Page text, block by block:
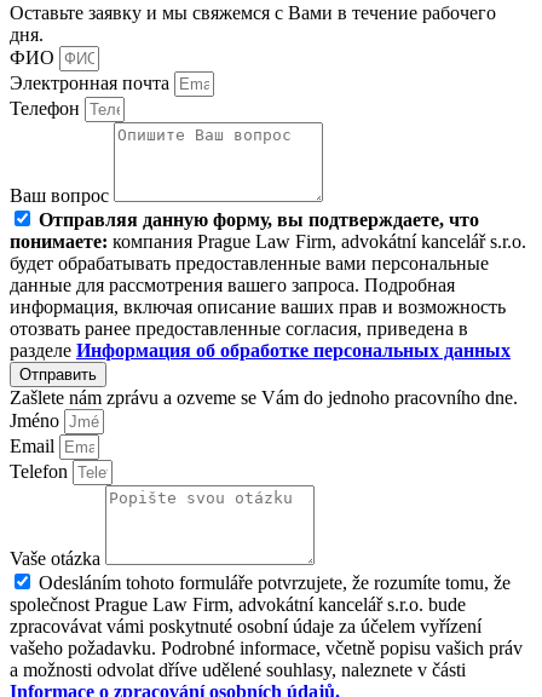
Оставьте заявку и мы свяжемся с Вами в течение рабочего
дня.
ФИО
Электронная почта
Телефон
Ваш вопрос
Отправляя данную форму, вы подтверждаете, что
понимаете: компания Prague Law Firm, advokátní kancelář s.r.o.
будет обрабатывать предоставленные вами персональные
данные для рассмотрения вашего запроса. Подробная
информация, включая описание ваших прав и возможность
отозвать ранее предоставленные согласия, приведена в
разделе Информация об обработке персональных данных
Отправить
Zašlete nám zprávu a ozveme se Vám do jednoho pracovního dne.
Jméno
Email
Telefon
Vaše otázka
Odesláním tohoto formuláře potvrzujete, že rozumíte tomu, že
společnost Prague Law Firm, advokátní kancelář s.r.o. bude
zpracovávat vámi poskytnuté osobní údaje za účelem vyřízení
vašeho požadavku. Podrobné informace, včetně popisu vašich práv
a možnosti odvolat dříve udělené souhlasy, naleznete v části
Informace o zpracování osobních údajů.